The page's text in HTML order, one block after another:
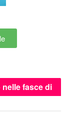
fasce di